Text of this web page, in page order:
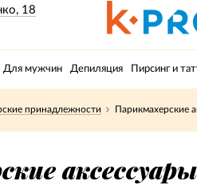
18
Для мужчин Депиляция Пирсинг и
принадлежности Парикмахерские
аксессуары